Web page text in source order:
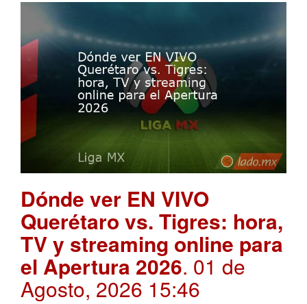
Dónde ver EN VIVO
Querétaro vs. Tigres: hora,
TV y streaming online para
el Apertura 2026. 01 de
Agosto, 2026 15:46